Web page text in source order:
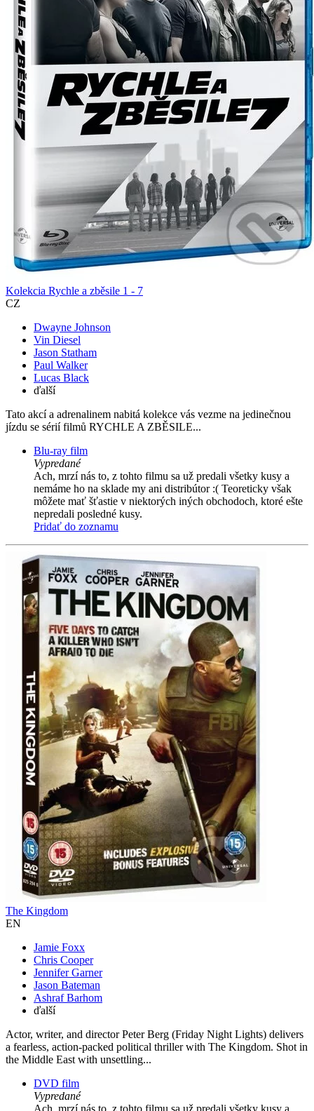
Kolekcia Rychle a zběsile 1 - 7
CZ
Dwayne Johnson
Vin Diesel
Jason Statham
Paul Walker
Lucas Black
ďalší
Tato akcí a adrenalinem nabitá kolekce vás vezme na jedinečnou
jízdu se sérií filmů RYCHLE A ZBĚSILE...
Blu-ray film
Vypredané
Ach, mrzí nás to, z tohto filmu sa už predali všetky kusy a
nemáme ho na sklade my ani distribútor :( Teoreticky však
môžete mať šťastie v niektorých iných obchodoch, ktoré ešte
nepredali posledné kusy.
Pridať do zoznamu
The Kingdom
EN
Jamie Foxx
Chris Cooper
Jennifer Garner
Jason Bateman
Ashraf Barhom
ďalší
Actor, writer, and director Peter Berg (Friday Night Lights) delivers
a fearless, action-packed political thriller with The Kingdom. Shot in
the Middle East with unsettling...
DVD film
Vypredané